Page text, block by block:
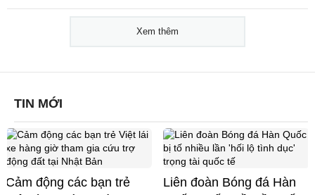
Xem thêm
TIN MỚI
Cảm động các bạn trẻ
Liên đoàn Bóng đá Hàn